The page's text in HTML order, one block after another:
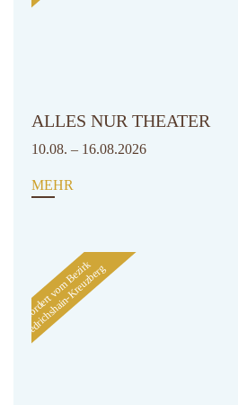
ALLES NUR THEATER
10.08. – 16.08.2026
MEHR
Gefördert vom Bezirk
Friedrichshain-Kreuzberg